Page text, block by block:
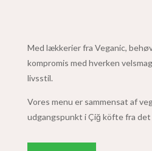
Med lækkerier fra Veganic,
kompromis med hverken
livsstil.
Vores menu er sammensat af
udgangspunkt iÇiğ köfte fra